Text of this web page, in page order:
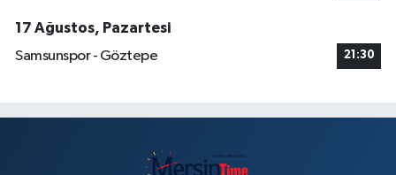
17 Ağustos, Pazartesi
Samsunspor - Göztepe
21:30